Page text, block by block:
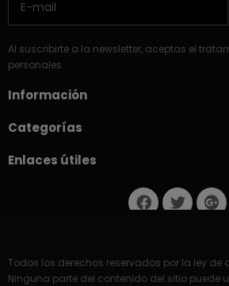
Al suscribirte a la newsletter, aceptas el
personales
Información
Categorías
Enlaces útiles
Todos los derechos reservados por la ley de
Ninguna parte del contenido del sitio puede